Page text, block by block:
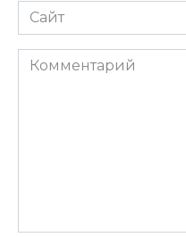
Сайт
Комментарий